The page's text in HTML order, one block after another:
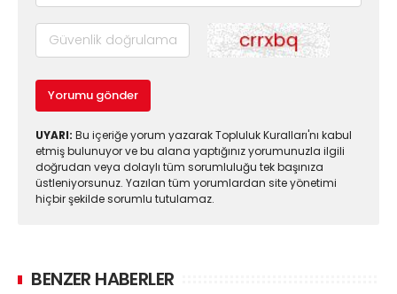
Yorumu gönder
UYARI: Bu içeriğe yorum yazarak Topluluk Kuralları'nı kabul
etmiş bulunuyor ve bu alana yaptığınız yorumunuzla ilgili
doğrudan veya dolaylı tüm sorumluluğu tek başınıza
üstleniyorsunuz. Yazılan tüm yorumlardan site yönetimi
hiçbir şekilde sorumlu tutulamaz.
BENZER HABERLER